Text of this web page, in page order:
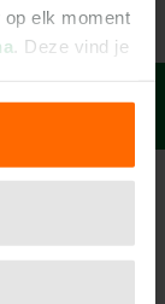
op elk moment
. Deze vind je
0 0 0
0 0 0